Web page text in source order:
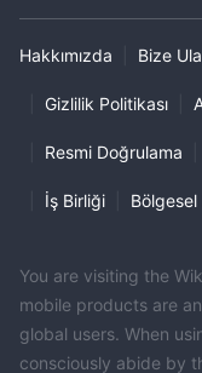
Hakkımızda Bize
Gizlilik Politikası
Resmi Doğrulama
İş Birliği
You are visiting the
mobile products are
global users. When
consciously abide by